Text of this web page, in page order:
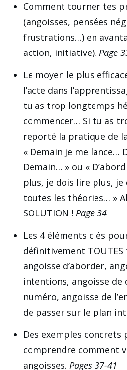
Comment tourner tes
(angoisses, pensées
frustrations…) en
action, initiative). Page
Le moyen le plus
l’acte dans
tu as trop longtemps
commencer… Si tu as
reporté la pratique de
« Demain je me lance…
Demain… » ou «
plus, je dois lire plus, je
toutes les théories… »
SOLUTION ! Page 34
Les 4 éléments clés
définitivement TOUTES
angoisse d’aborder,
intentions, angoisse de
numéro, angoisse de
de passer sur le plan
Des exemples concrets
comprendre comment
angoisses. Pages 37-41